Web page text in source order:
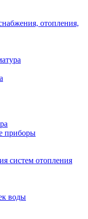
отопления,
приборы
систем отопления
воды